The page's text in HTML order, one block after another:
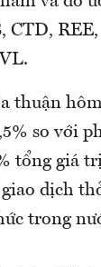
CTD,
thuận
so với
tổng giá
dịch
trong